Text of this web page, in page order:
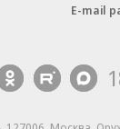
E-mail